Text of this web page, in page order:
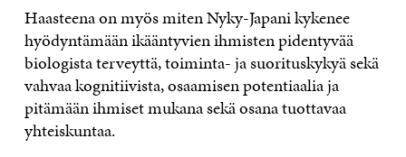
Haasteena on myös miten Nyky-Japani kykenee
hyödyntämään ikääntyvien ihmisten pidentyvää
biologista terveyttä, toiminta- ja suorituskykyä sekä
vahvaa kognitiivista, osaamisen potentiaalia ja
pitämään ihmiset mukana sekä osana tuottavaa
yhteiskuntaa.